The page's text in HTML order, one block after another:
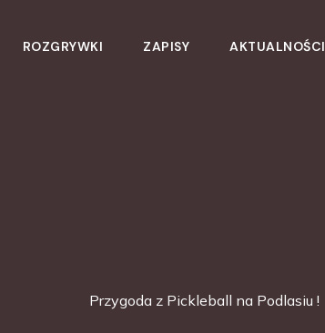
ROZGRYWKI ZAPISY AKTUALNOŚCI
Przygoda z Pickleball na Podlasiu !